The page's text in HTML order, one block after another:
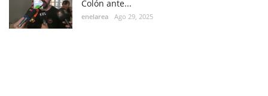
Colón ante...
enelarea Ago 29, 2025